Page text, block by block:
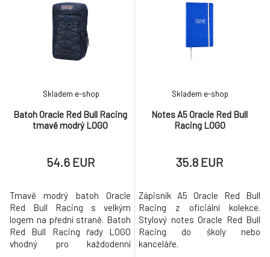
Batoh Oracle Red Bull Racing
tmavě modrý LOGO
Skladem e-shop
54.6 EUR
Tmavě modrý batoh Oracle
Red Bull Racing s velkým
logem na přední straně. Batoh
Red Bull Racing řady LOGO
vhodný pro každodenní
Notes A5 Oracle Red Bull
Racing LOGO
Skladem e-shop
35.8 EUR
Zápisník A5 Oracle Red Bull
Racing z oficiální kolekce.
Stylový notes Oracle Red Bull
Racing do školy nebo
kanceláře.